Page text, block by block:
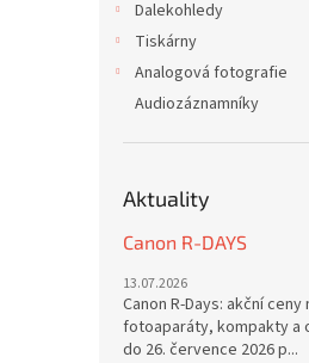
Dalekohledy
Tiskárny
Analogová fotografie
Audiozáznamníky
Aktuality
Canon R-DAYS
13.07.2026
Canon R-Days: akční ceny
fotoaparáty, kompakty a
do 26. července 2026 p...